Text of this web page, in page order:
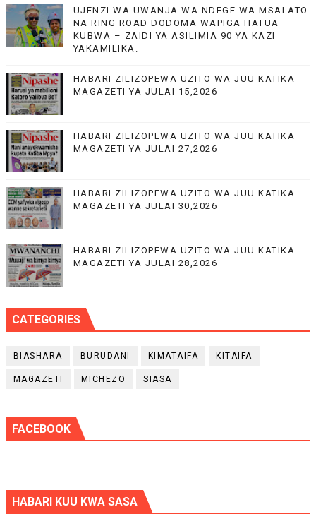
UJENZI WA UWANJA WA NDEGE WA MSALATO
NA RING ROAD DODOMA WAPIGA HATUA
KUBWA – ZAIDI YA ASILIMIA 90 YA KAZI
YAKAMILIKA.
HABARI ZILIZOPEWA UZITO WA JUU KATIKA
MAGAZETI YA JULAI 15,2026
HABARI ZILIZOPEWA UZITO WA JUU KATIKA
MAGAZETI YA JULAI 27,2026
HABARI ZILIZOPEWA UZITO WA JUU KATIKA
MAGAZETI YA JULAI 30,2026
HABARI ZILIZOPEWA UZITO WA JUU KATIKA
MAGAZETI YA JULAI 28,2026
CATEGORIES
BIASHARA BURUDANI KIMATAIFA KITAIFA
MAGAZETI MICHEZO SIASA
FACEBOOK
HABARI KUU KWA SASA